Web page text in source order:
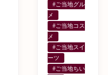
#ご当地グル
メ
#ご当地コス
メ
#ご当地スイ
ーツ
#ご当地ちい